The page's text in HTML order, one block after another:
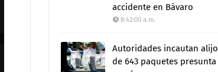
accidente en Bávaro
8:42:00 a.m.
Autoridades incautan alijo
de 643 paquetes presunta